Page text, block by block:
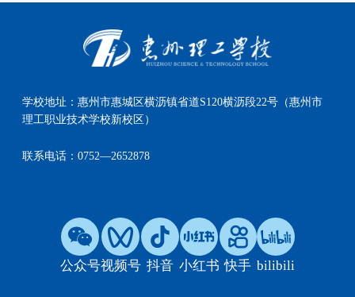
学校地址：惠州市惠城区横沥镇省道S120横沥段22号（惠州市
理工职业技术学校新校区）
联系电话：0752—2652878
公众号视频号 抖音 小红书 快手 bilibili